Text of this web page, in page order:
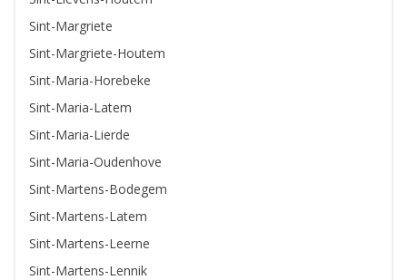
Sint-Margriete
Sint-Margriete-Houtem
Sint-Maria-Horebeke
Sint-Maria-Latem
Sint-Maria-Lierde
Sint-Maria-Oudenhove
Sint-Martens-Bodegem
Sint-Martens-Latem
Sint-Martens-Leerne
Sint-Martens-Lennik